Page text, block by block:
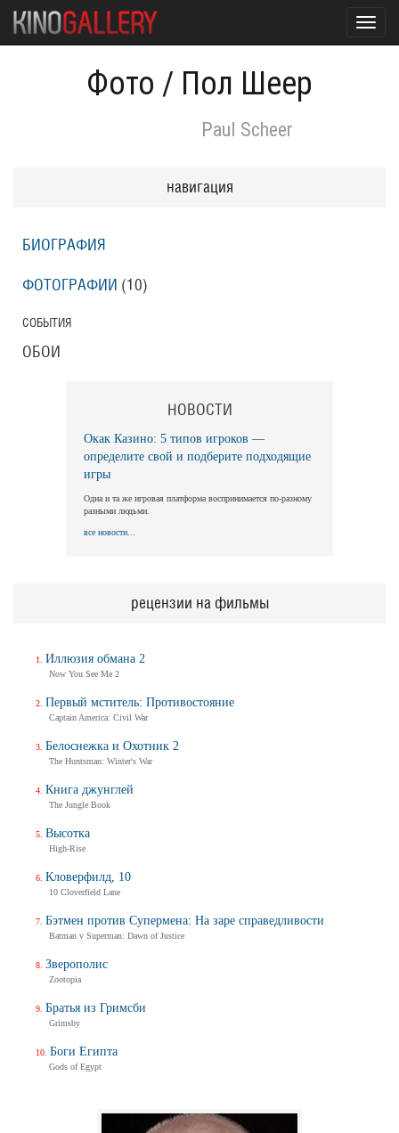
Фото / Пол Шеер
Paul Scheer
навигация
БИОГРАФИЯ
ФОТОГРАФИИ (10)
СОБЫТИЯ
ОБОИ
НОВОСТИ
Окак Казино: 5 типов игроков —
определите свой и подберите подходящие
игры
Одна и та же игровая платформа воспринимается по-разному
разными людьми.
все новости...
рецензии на фильмы
Иллюзия обмана 2
Now You See Me 2
Первый мститель: Противостояние
Captain America: Civil War
Белоснежка и Охотник 2
The Huntsman: Winter's War
Книга джунглей
The Jungle Book
Высотка
High-Rise
Кловерфилд, 10
10 Cloverfield Lane
Бэтмен против Супермена: На заре справедливости
Batman v Superman: Dawn of Justice
Зверополис
Zootopia
Братья из Гримсби
Grimsby
Боги Египта
Gods of Egypt